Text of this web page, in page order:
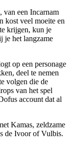
een Incarnam
kost veel moeite en
krijgen, kun je
je het langzame
op een personage
deel te nemen
volgen die de
van het spel
account dat al
Kamas, zeldzame
de Ivoor of Vulbis.